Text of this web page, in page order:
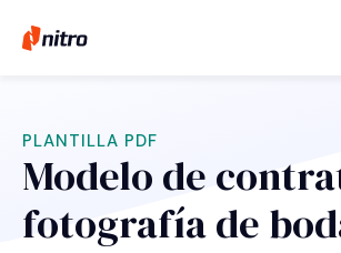
PLANTILLA PDF
Modelo de
fotografía de